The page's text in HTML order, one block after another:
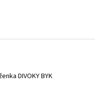
DIVOKY BYK